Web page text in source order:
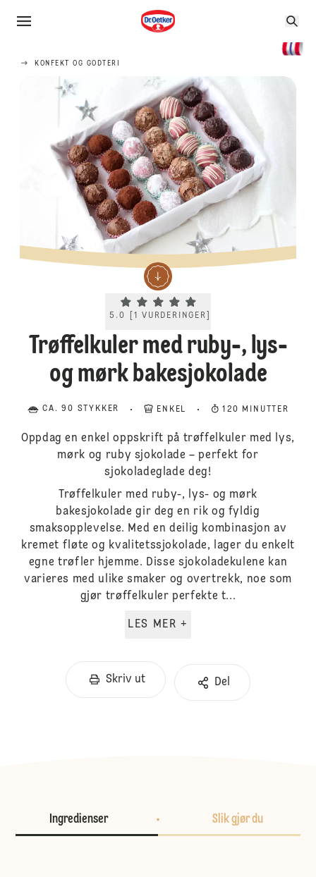
KONFEKT OG GODTERI
Current rating 5.0. Click to rate.
5.0 1 VURDERINGER
Trøffelkuler med ruby-, lys-
og mørk bakesjokolade
CA. 90 STYKKER ENKEL 120 MINUTTER
Oppdag en enkel oppskrift på trøffelkuler med lys,
mørk og ruby sjokolade – perfekt for
sjokoladeglade deg!
Trøffelkuler med ruby-, lys- og mørk
bakesjokolade gir deg en rik og fyldig
smaksopplevelse. Med en deilig kombinasjon av
kremet fløte og kvalitetssjokolade, lager du enkelt
egne trøfler hjemme. Disse sjokoladekulene kan
varieres med ulike smaker og overtrekk, noe som
gjør trøffelkuler perfekte t...
LES MER +
Skriv ut Del
Ingredienser Slik gjør du